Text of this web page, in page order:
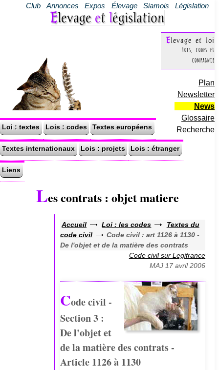
Club Annonces Expos Élevage Siamois Législation
Elevage et législation
Elevage et loi
Lois, codes et
compagnie
Plan
Newsletter
News
Glossaire
Recherche
Loi : textes Lois : codes Textes européens
Textes internationaux Lois : projets Lois : étranger
Liens
Les contrats : objet matiere
Accueil Loi : les codes
Textes du
code civil
Code civil : art 1126 à 1130 -
De l'objet et de la matière des contrats
Code civil sur Legifrance
MAJ 17 avril 2006
Code civil -
Section 3 :
De l'objet et
de la matière des contrats -
Article 1126 à 1130